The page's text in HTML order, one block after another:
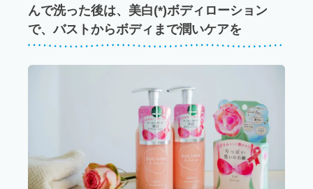
んで洗った後は、美白(*)ボディローション
で、バストからボディまで潤いケアを